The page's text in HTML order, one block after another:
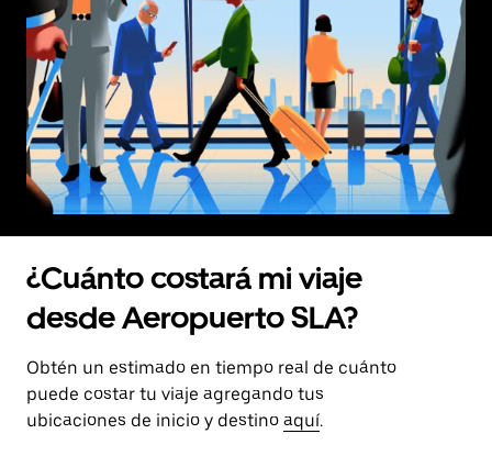
¿Cuánto costará mi viaje
desde Aeropuerto SLA?
Obtén un estimado en tiempo real de cuánto
puede costar tu viaje agregando tus
ubicaciones de inicio y destino aquí.